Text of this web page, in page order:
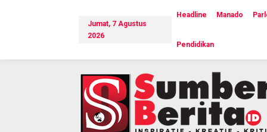
i
Jumat, 7 Agustus
2026
Headline Manado
Pendidikan